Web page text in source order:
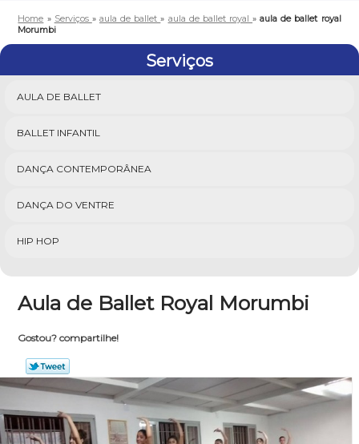
Home » Serviços » aula de ballet» aula de ballet royal»aula de ballet royal
Morumbi
Serviços
AULA DE BALLET
BALLET INFANTIL
DANÇA CONTEMPORÂNEA
DANÇA DO VENTRE
HIP HOP
Aula de Ballet Royal Morumbi
Gostou? compartilhe!